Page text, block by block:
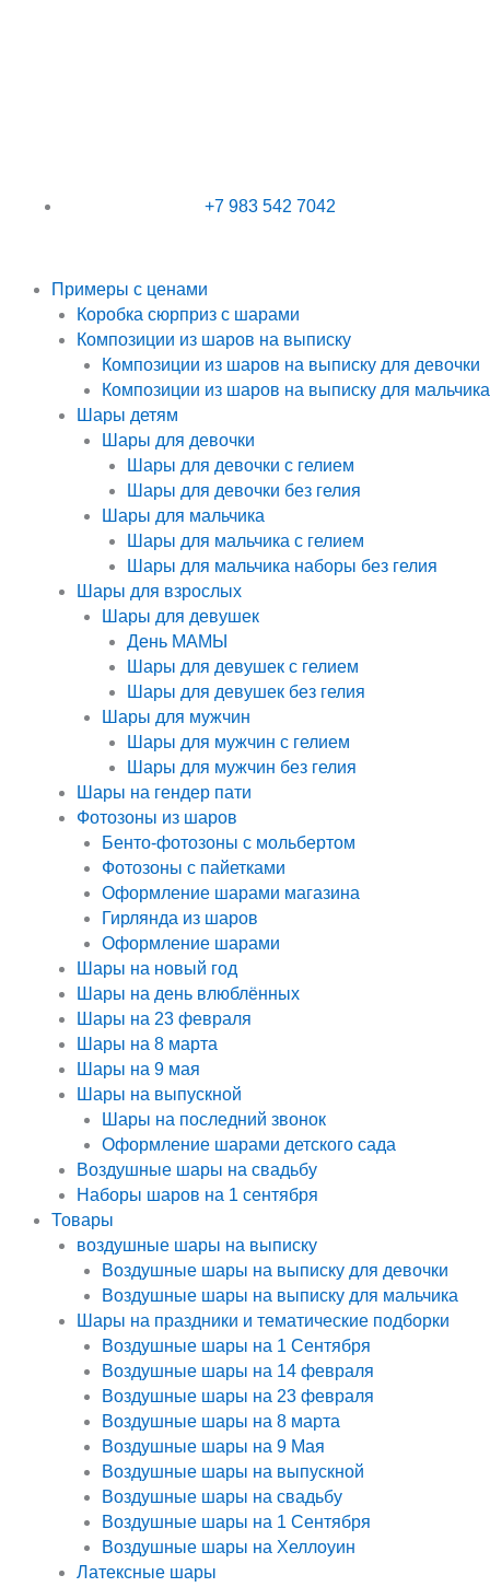
+7 983 542 7042
Примеры с ценами
Коробка сюрприз с шарами
Композиции из шаров на выписку
Композиции из шаров на выписку для девочки
Композиции из шаров на выписку для мальчика
Шары детям
Шары для девочки
Шары для девочки с гелием
Шары для девочки без гелия
Шары для мальчика
Шары для мальчика с гелием
Шары для мальчика наборы без гелия
Шары для взрослых
Шары для девушек
День МАМЫ
Шары для девушек с гелием
Шары для девушек без гелия
Шары для мужчин
Шары для мужчин с гелием
Шары для мужчин без гелия
Шары на гендер пати
Фотозоны из шаров
Бенто-фотозоны с мольбертом
Фотозоны с пайетками
Оформление шарами магазина
Гирлянда из шаров
Оформление шарами
Шары на новый год
Шары на день влюблённых
Шары на 23 февраля
Шары на 8 марта
Шары на 9 мая
Шары на выпускной
Шары на последний звонок
Оформление шарами детского сада
Воздушные шары на свадьбу
Наборы шаров на 1 сентября
Товары
воздушные шары на выписку
Воздушные шары на выписку для девочки
Воздушные шары на выписку для мальчика
Шары на праздники и тематические подборки
Воздушные шары на 1 Сентября
Воздушные шары на 14 февраля
Воздушные шары на 23 февраля
Воздушные шары на 8 марта
Воздушные шары на 9 Мая
Воздушные шары на выпускной
Воздушные шары на свадьбу
Воздушные шары на 1 Сентября
Воздушные шары на Хеллоуин
Латексные шары